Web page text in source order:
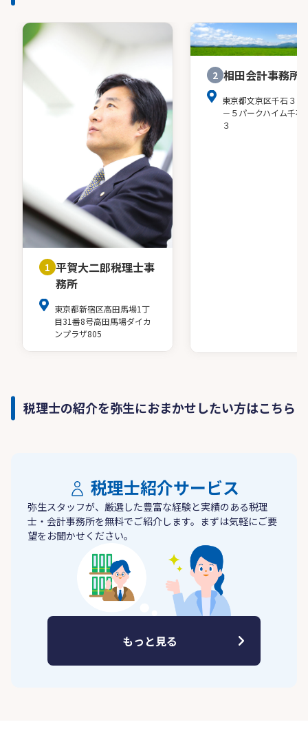
1 平賀大二郎税理士事
務所
東京都新宿区高田馬場1丁
目31番8号高田馬場ダイカ
ンプラザ805
2 相田会計事務所
東京都文京区千石３－
－５パークハイム千石
３
税理士の紹介を弥生におまかせしたい方はこちら
税理士紹介サービス
弥生スタッフが、厳選した豊富な経験と実績のある税理
士・会計事務所を無料でご紹介します。まずは気軽にご要
望をお聞かせください。
もっと見る